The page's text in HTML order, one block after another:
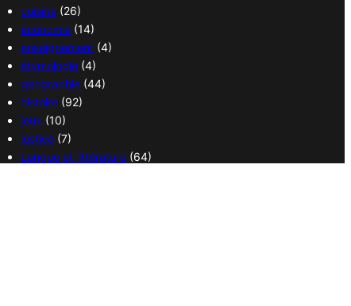
cuisine (26)
économie (14)
enseignement (4)
étymologie (4)
géographie (44)
histoire (92)
jeux (10)
justice (7)
Langue et littérature (64)